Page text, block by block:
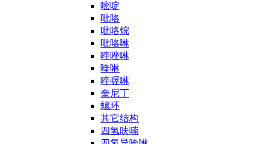
嘧啶
吡咯
吡咯烷
吡咯啉
喹唑啉
喹啉
喹喔啉
奎尼丁
螺环
其它结构
四氢呋喃